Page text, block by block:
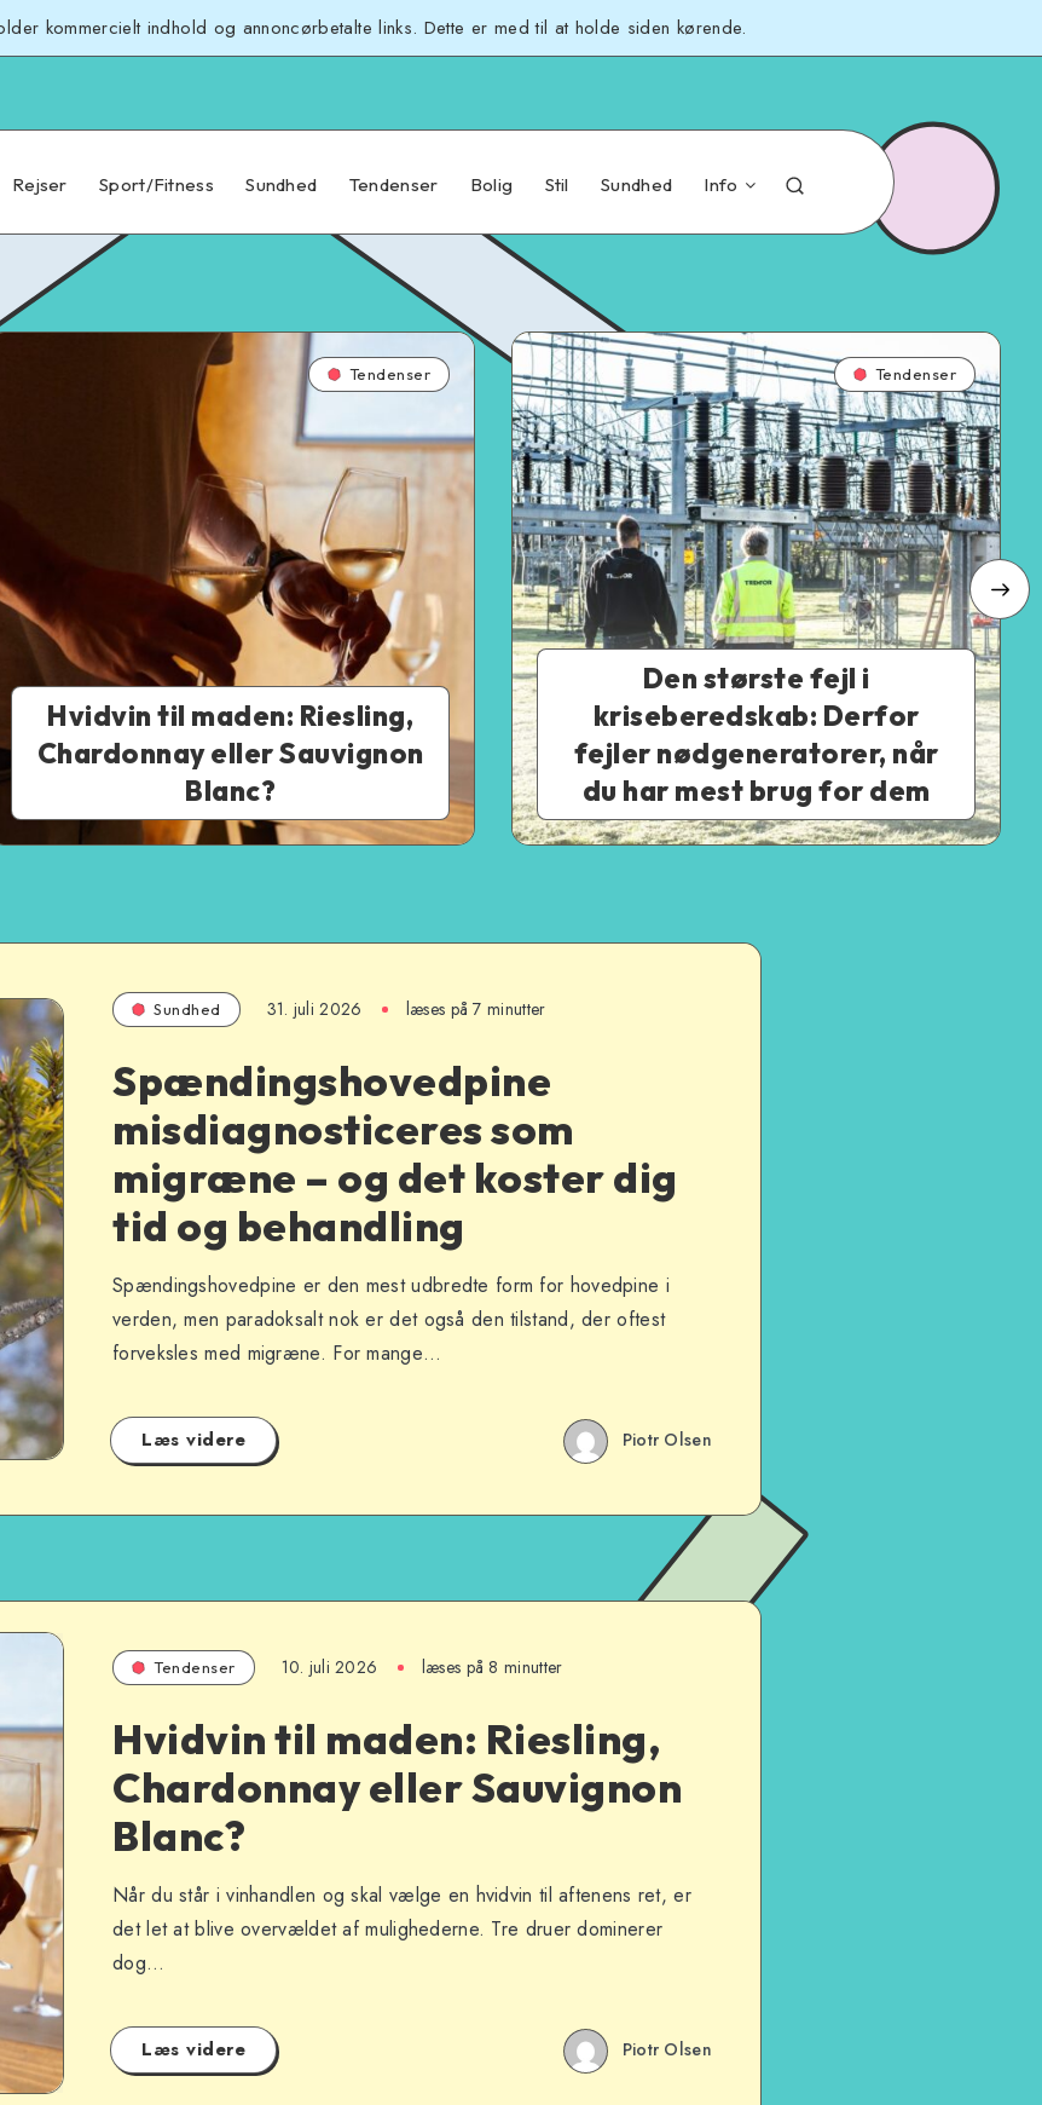
kommercielt indhold og annoncørbetalte links. Dette er med til at holde siden kørende.
Rejser Sport/Fitness Sundhed Tendenser Bolig Stil Sundhed Info
Tendenser
Hvidvin til maden: Riesling,
Chardonnay eller Sauvignon
Blanc?
Tendenser
Den største fejl i
kriseberedskab: Derfor
fejler nødgeneratorer, når
du har mest brug for dem
Sundhed 31. juli 2026 læses på 7 minutter
Spændingshovedpine
misdiagnosticeres som
migræne – og det koster dig
tid og behandling
Spændingshovedpine er den mest udbredte form for hovedpine i
verden, men paradoksalt nok er det også den tilstand, der oftest
forveksles med migræne. For mange…
Læs videre Piotr Olsen
Tendenser 10. juli 2026 læses på 8 minutter
Hvidvin til maden: Riesling,
Chardonnay eller Sauvignon
Blanc?
Når du står i vinhandlen og skal vælge en hvidvin til aftenens ret, er
det let at blive overvældet af mulighederne. Tre druer dominerer
dog…
Læs videre Piotr Olsen